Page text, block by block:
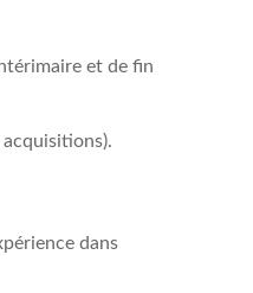
et de fin
dans